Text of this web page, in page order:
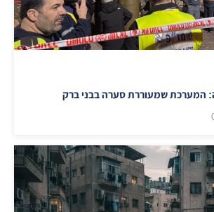
המערכת שמעוררת סערה בבני ברק